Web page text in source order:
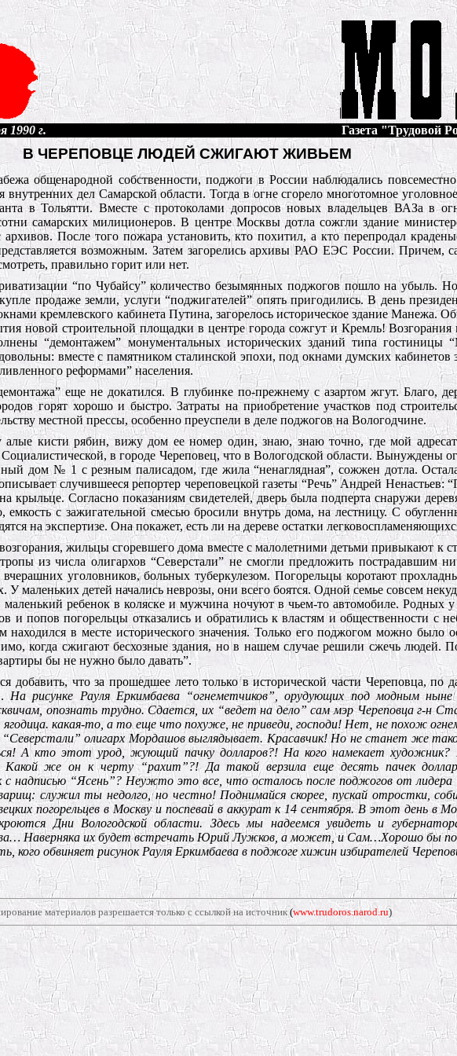
1990 г. Газета "Трудовой
В ЧЕРЕПОВЦЕ ЛЮДЕЙ СЖИГАЮТ ЖИВЬЕМ
общенародной собственности, поджоги в России наблюдались
дел Самарской области. Тогда в огне сгорело многотомное
в Тольятти. Вместе с протоколами допросов новых владельцев ВАЗа в
самарских милиционеров. В центре Москвы дотла сожгли здание
архивов. После того пожара установить, кто похитил, а кто перепродал
возможным. Затем загорелись архивы РАО ЕЭС России. Причем,
правильно горит или нет.
“по Чубайсу” количество безымянных поджогов пошло на убыль.
продаже земли, услуги “поджигателей” опять пригодились. В день
кремлевского кабинета Путина, загорелось историческое здание Манежа.
новой строительной площадки в центре города сожгут и Кремль!
“демонтажем” монументальных исторических зданий типа гостиницы
вместе с памятником сталинской эпохи, под окнами думских кабинетов
реформами” населения.
еще не докатился. В глубинке по-прежнему с азартом жгут. Благо,
горят хорошо и быстро. Затраты на приобретение участков под
местной прессы, особенно преуспели в деле поджогов на Вологодчине.
кисти рябин, вижу дом ее номер один, знаю, знаю точно, где мой
в городе Череповец, что в Вологодской области. Вынуждены
дом № 1 с резным палисадом, где жила “ненаглядная”, сожжен дотла.
случившееся репортер череповецкой газеты “Речь” Андрей
на крыльце. Согласно показаниям свидетелей, дверь была подперта снаружи
емкость с зажигательной смесью бросили внутрь дома, на лестницу. С
на экспертизе. Она покажет, есть ли на дереве остатки
жильцы сгоревшего дома вместе с малолетними детьми привыкают к
из числа олигархов “Северстали” не смогли предложить пострадавшим
уголовников, больных туберкулезом. Погорельцы коротают
маленьких детей начались неврозы, они всего боятся. Одной семье совсем
маленький ребенок в коляске и мужчина ночуют в чьем-то автомобиле. Родных
и попов погорельцы отказались и обратились к властям и общественности с
находился в месте исторического значения. Только его поджогом можно было
когда сжигают бесхозные здания, но в нашем случае решили сжечь людей.
бы не нужно было давать”.
добавить, что за прошедшее лето только в исторической части Череповца, по
На рисунке Рауля Еркимбаева “огнеметчиков”, орудующих под модным
опознать трудно. Сдается, их “ведет на дело” сам мэр Череповца г-н
ягодица. какая-то, а то еще что похуже, не приведи, господи! Нет, не похож
олигарх Мордашов выглядывает. Красавчик! Но не станет же
А кто этот урод, жующий пачку долларов?! На кого намекает художник?
Какой же он к черту “рахит”?! Да такой верзила еще десять пачек
надписью “Ясень”? Неужто это все, что осталось после поджогов от лидера
служил ты недолго, но честно! Поднимайся скорее, пускай отростки,
погорельцев в Москву и поспевай в аккурат к 14 сентября. В этот день в
Дни Вологодской области. Здесь мы надеемся увидеть и
Наверняка их будет встречать Юрий Лужков, а может, и Сам…Хорошо бы
кого обвиняет рисунок Рауля Еркимбаева в поджоге хижин избирателей
материалов разрешается только с ссылкой на источник(www.trudoros.narod.ru)